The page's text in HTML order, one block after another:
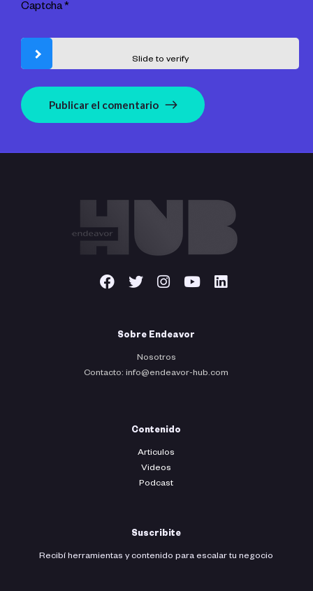
Captcha*
Slide to verify
Publicar el comentario
Sobre Endeavor
Nosotros
Contacto: info@endeavor-hub.com
Contenido
Articulos
Videos
Podcast
Suscribite
Recibí herramientas y contenido para escalar tu negocio